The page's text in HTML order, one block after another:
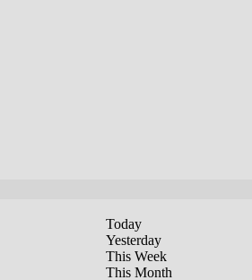
Today
Yesterday
This Week
This Month